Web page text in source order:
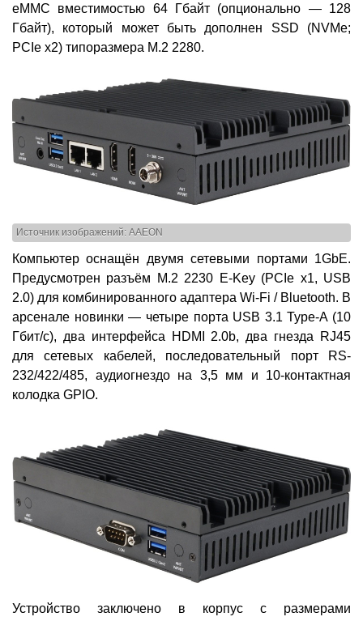
eMMC вместимостью 64 Гбайт (опционально — 128
Гбайт), который может быть дополнен SSD (NVMe;
PCIe x2) типоразмера M.2 2280.
Источник изображений: AAEON
Компьютер оснащён двумя сетевыми портами 1GbE.
Предусмотрен разъём M.2 2230 E-Key (PCIe x1, USB
2.0) для комбинированного адаптера Wi-Fi / Bluetooth. В
арсенале новинки — четыре порта USB 3.1 Type-A (10
Гбит/с), два интерфейса HDMI 2.0b, два гнезда RJ45
для сетевых кабелей, последовательный порт RS-
232/422/485, аудиогнездо на 3,5 мм и 10-контактная
колодка GPIO.
Устройство заключено в корпус с размерами